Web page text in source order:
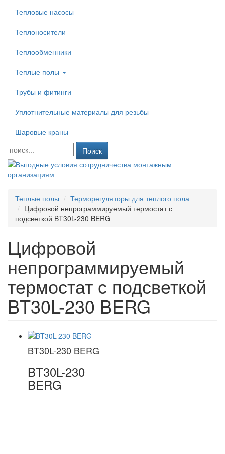
Тепловые насосы
Теплоносители
Теплообменники
Теплые полы
Трубы и фитинги
Уплотнительные материалы для резьбы
Шаровые краны
Поиск
Теплые полы
Терморегуляторы для теплого пола
Цифровой непрограммируемый термостат с
подсветкой BT30L-230 BERG
Цифровой
непрограммируемый
термостат с подсветкой
BT30L-230 BERG
BT30L-230 BERG
BT30L-230
BERG